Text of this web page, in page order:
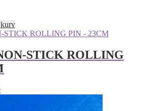
STICK ROLLING